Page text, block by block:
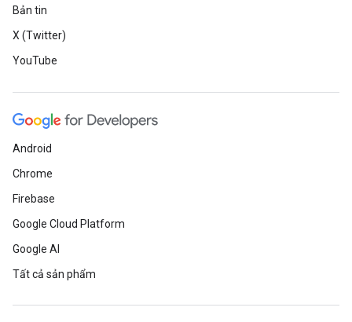
Bản tin
X (Twitter)
YouTube
Android
Chrome
Firebase
Google Cloud Platform
Google AI
Tất cả sản phẩm